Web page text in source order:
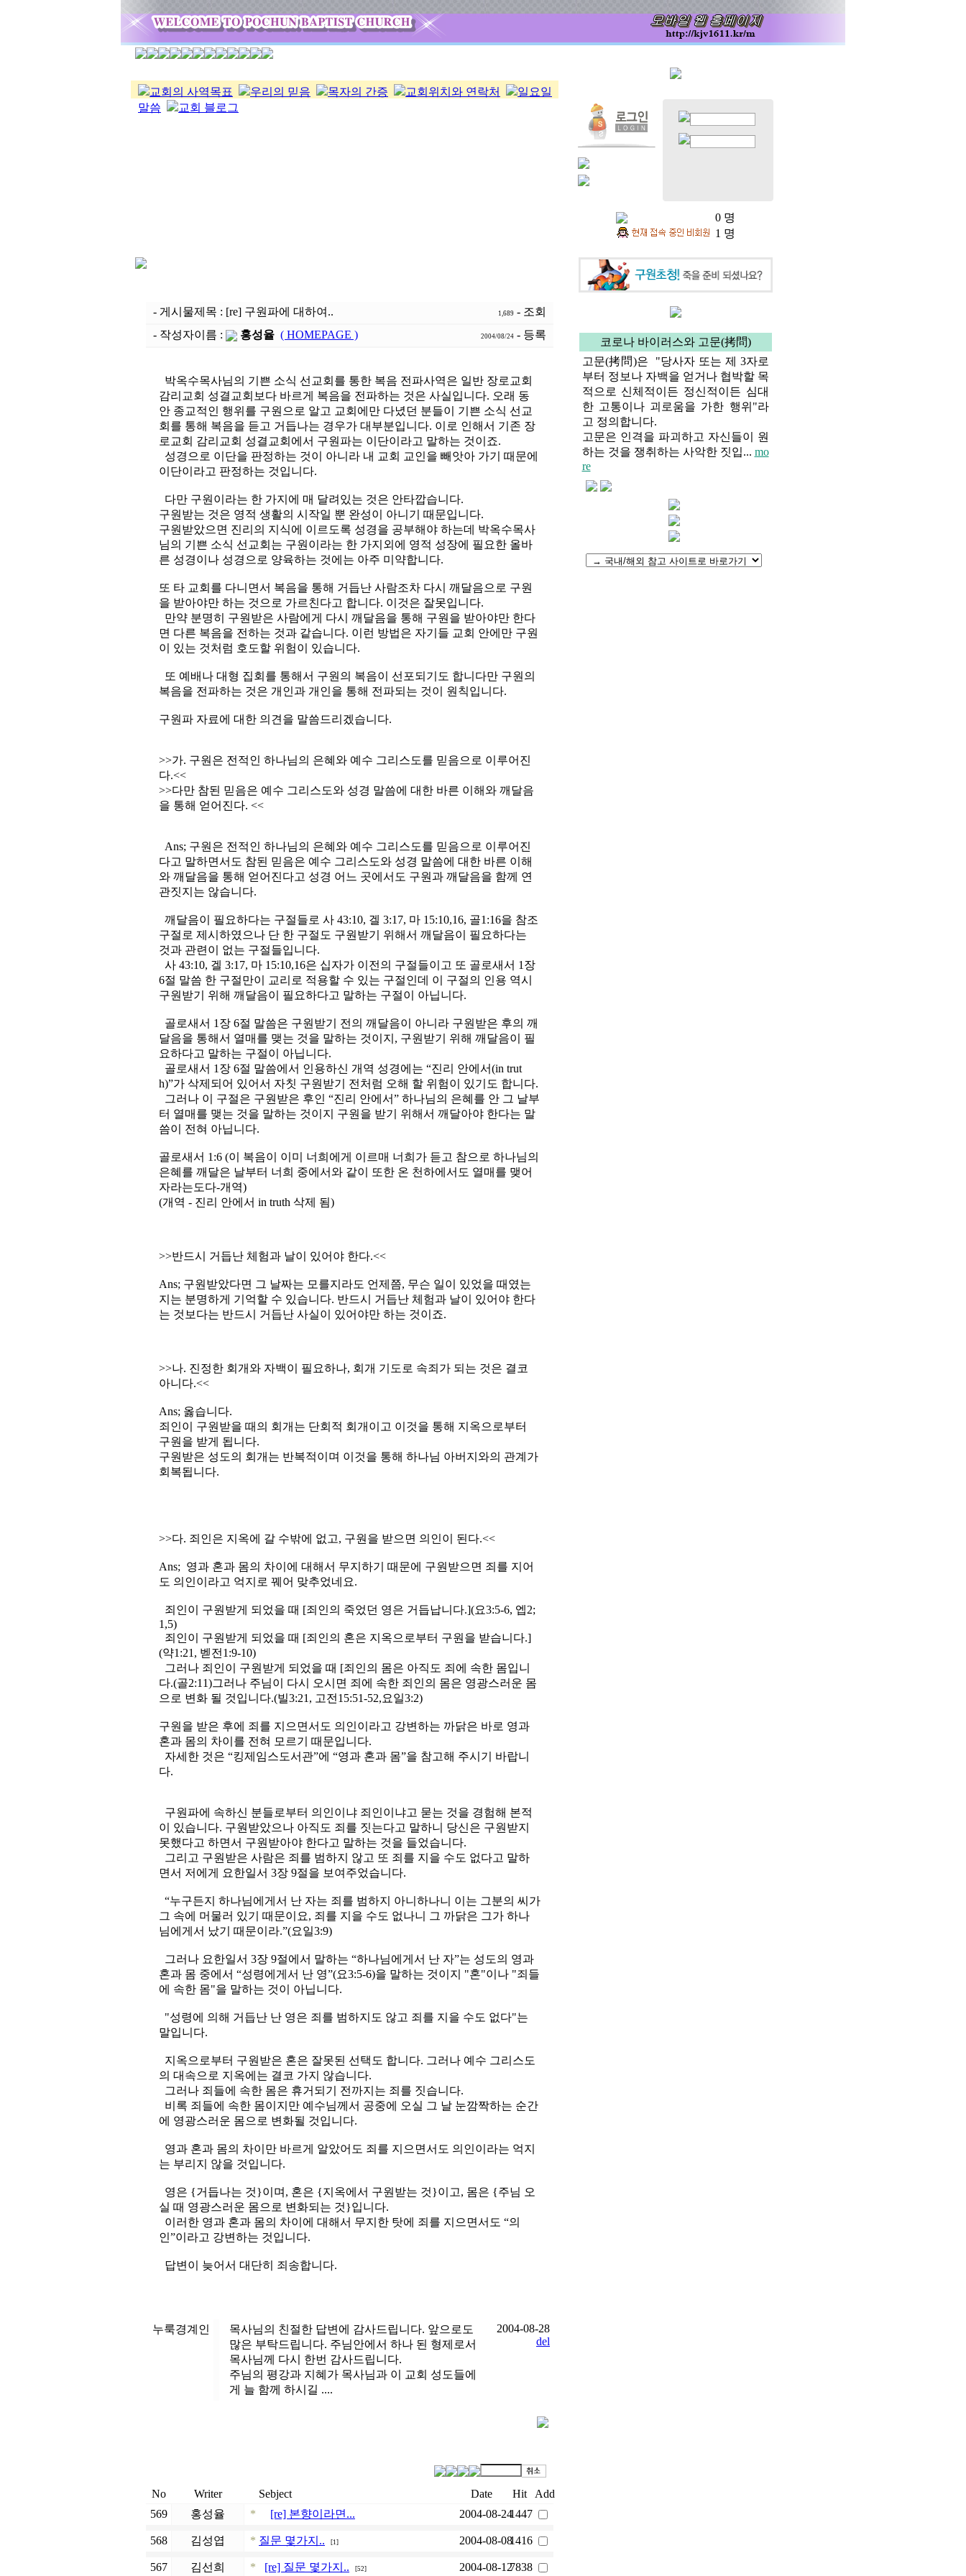
0 명
1 명
- 게시물제목 : [re] 구원파에 대하여.. 1,689 - 조회
- 작성자이름 :
홍성율 ( HOMEPAGE ) 2004/08/24 - 등록
박옥수목사님의 기쁜 소식 선교회를 통한 복음 전파사역은 일반 장로교회
감리교회 성결교회보다 바르게 복음을 전파하는 것은 사실입니다. 오래 동
안 종교적인 행위를 구원으로 알고 교회에만 다녔던 분들이 기쁜 소식 선교
회를 통해 복음을 듣고 거듭나는 경우가 대부분입니다. 이로 인해서 기존 장
로교회 감리교회 성결교회에서 구원파는 이단이라고 말하는 것이죠.
성경으로 이단을 판정하는 것이 아니라 내 교회 교인을 빼앗아 가기 때문에
이단이라고 판정하는 것입니다.
다만 구원이라는 한 가지에 매 달려있는 것은 안타깝습니다.
구원받는 것은 영적 생활의 시작일 뿐 완성이 아니기 때문입니다.
구원받았으면 진리의 지식에 이르도록 성경을 공부해야 하는데 박옥수목사
님의 기쁜 소식 선교회는 구원이라는 한 가지외에 영적 성장에 필요한 올바
른 성경이나 성경으로 양육하는 것에는 아주 미약합니다.
또 타 교회를 다니면서 복음을 통해 거듭난 사람조차 다시 깨달음으로 구원
을 받아야만 하는 것으로 가르친다고 합니다. 이것은 잘못입니다.
만약 분명히 구원받은 사람에게 다시 깨달음을 통해 구원을 받아야만 한다
면 다른 복음을 전하는 것과 같습니다. 이런 방법은 자기들 교회 안에만 구원
이 있는 것처럼 호도할 위험이 있습니다.
또 예배나 대형 집회를 통해서 구원의 복음이 선포되기도 합니다만 구원의
복음을 전파하는 것은 개인과 개인을 통해 전파되는 것이 원칙입니다.
구원파 자료에 대한 의견을 말씀드리겠습니다.
>>가. 구원은 전적인 하나님의 은혜와 예수 그리스도를 믿음으로 이루어진
다.<<
>>다만 참된 믿음은 예수 그리스도와 성경 말씀에 대한 바른 이해와 깨달음
을 통해 얻어진다. <<
Ans; 구원은 전적인 하나님의 은혜와 예수 그리스도를 믿음으로 이루어진
다고 말하면서도 참된 믿음은 예수 그리스도와 성경 말씀에 대한 바른 이해
와 깨달음을 통해 얻어진다고 성경 어느 곳에서도 구원과 깨달음을 함께 연
관짓지는 않습니다.
깨달음이 필요하다는 구절들로 사 43:10, 겔 3:17, 마 15:10,16, 골1:16을 참조
구절로 제시하였으나 단 한 구절도 구원받기 위해서 깨달음이 필요하다는
것과 관련이 없는 구절들입니다.
사 43:10, 겔 3:17, 마 15:10,16은 십자가 이전의 구절들이고 또 골로새서 1장
6절 말씀 한 구절만이 교리로 적용할 수 있는 구절인데 이 구절의 인용 역시
구원받기 위해 깨달음이 필요하다고 말하는 구절이 아닙니다.
골로새서 1장 6절 말씀은 구원받기 전의 깨달음이 아니라 구원받은 후의 깨
달음을 통해서 열매를 맺는 것을 말하는 것이지, 구원받기 위해 깨달음이 필
요하다고 말하는 구절이 아닙니다.
골로새서 1장 6절 말씀에서 인용하신 개역 성경에는 “진리 안에서(in trut
h)”가 삭제되어 있어서 자칫 구원받기 전처럼 오해 할 위험이 있기도 합니다.
그러나 이 구절은 구원받은 후인 “진리 안에서” 하나님의 은혜를 안 그 날부
터 열매를 맺는 것을 말하는 것이지 구원을 받기 위해서 깨달아야 한다는 말
씀이 전혀 아닙니다.
골로새서 1:6 (이 복음이 이미 너희에게 이르매 너희가 듣고 참으로 하나님의
은혜를 깨달은 날부터 너희 중에서와 같이 또한 온 천하에서도 열매를 맺어
자라는도다-개역)
(개역 - 진리 안에서 in truth 삭제 됨)
>>반드시 거듭난 체험과 날이 있어야 한다.<<
Ans; 구원받았다면 그 날짜는 모를지라도 언제쯤, 무슨 일이 있었을 때였는
지는 분명하게 기억할 수 있습니다. 반드시 거듭난 체험과 날이 있어야 한다
는 것보다는 반드시 거듭난 사실이 있어야만 하는 것이죠.
>>나. 진정한 회개와 자백이 필요하나, 회개 기도로 속죄가 되는 것은 결코
아니다.<<
Ans; 옳습니다.
죄인이 구원받을 때의 회개는 단회적 회개이고 이것을 통해 지옥으로부터
구원을 받게 됩니다.
구원받은 성도의 회개는 반복적이며 이것을 통해 하나님 아버지와의 관계가
회복됩니다.
>>다. 죄인은 지옥에 갈 수밖에 없고, 구원을 받으면 의인이 된다.<<
Ans; 영과 혼과 몸의 차이에 대해서 무지하기 때문에 구원받으면 죄를 지어
도 의인이라고 억지로 꿰어 맞추었네요.
죄인이 구원받게 되었을 때 [죄인의 죽었던 영은 거듭납니다.](요3:5-6, 엡2;
1,5)
죄인이 구원받게 되었을 때 [죄인의 혼은 지옥으로부터 구원을 받습니다.]
(약1:21, 벧전1:9-10)
그러나 죄인이 구원받게 되었을 때 [죄인의 몸은 아직도 죄에 속한 몸입니
다.(골2:11)그러나 주님이 다시 오시면 죄에 속한 죄인의 몸은 영광스러운 몸
으로 변화 될 것입니다.(빌3:21, 고전15:51-52,요일3:2)
구원을 받은 후에 죄를 지으면서도 의인이라고 강변하는 까닭은 바로 영과
혼과 몸의 차이를 전혀 모르기 때문입니다.
자세한 것은 “킹제임스도서관”에 “영과 혼과 몸”을 참고해 주시기 바랍니
다.
구원파에 속하신 분들로부터 의인이냐 죄인이냐고 묻는 것을 경험해 본적
이 있습니다. 구원받았으나 아직도 죄를 짓는다고 말하니 당신은 구원받지
못했다고 하면서 구원받아야 한다고 말하는 것을 들었습니다.
그리고 구원받은 사람은 죄를 범하지 않고 또 죄를 지을 수도 없다고 말하
면서 저에게 요한일서 3장 9절을 보여주었습니다.
“누구든지 하나님에게서 난 자는 죄를 범하지 아니하나니 이는 그분의 씨가
그 속에 머물러 있기 때문이요, 죄를 지을 수도 없나니 그 까닭은 그가 하나
님에게서 났기 때문이라.”(요일3:9)
그러나 요한일서 3장 9절에서 말하는 “하나님에게서 난 자”는 성도의 영과
혼과 몸 중에서 “성령에게서 난 영”(요3:5-6)을 말하는 것이지 "혼"이나 "죄들
에 속한 몸"을 말하는 것이 아닙니다.
"성령에 의해 거듭난 난 영은 죄를 범하지도 않고 죄를 지을 수도 없다"는
말입니다.
지옥으로부터 구원받은 혼은 잘못된 선택도 합니다. 그러나 예수 그리스도
의 대속으로 지옥에는 결코 가지 않습니다.
그러나 죄들에 속한 몸은 휴거되기 전까지는 죄를 짓습니다.
비록 죄들에 속한 몸이지만 예수님께서 공중에 오실 그 날 눈깜짝하는 순간
에 영광스러운 몸으로 변화될 것입니다.
영과 혼과 몸의 차이만 바르게 알았어도 죄를 지으면서도 의인이라는 억지
는 부리지 않을 것입니다.
영은 {거듭나는 것}이며, 혼은 {지옥에서 구원받는 것}이고, 몸은 {주님 오
실 때 영광스러운 몸으로 변화되는 것}입니다.
이러한 영과 혼과 몸의 차이에 대해서 무지한 탓에 죄를 지으면서도 “의
인”이라고 강변하는 것입니다.
답변이 늦어서 대단히 죄송합니다.
누룩경계인
목사님의 친절한 답변에 감사드립니다. 앞으로도
많은 부탁드립니다. 주님안에서 하나 된 형제로서
목사님께 다시 한번 감사드립니다.
주님의 평강과 지혜가 목사님과 이 교회 성도들에
게 늘 함께 하시길 ....
2004-08-28
del
No Writer Sebject Date Hit
Add
569
홍성율 * [re] 본향이라면... 2004-08-241447
568 김성엽 * 질문 몇가지.. [1] 2004-08-081416
567 김선희 * [re] 질문 몇가지.. [52] 2004-08-127838
코로나 바이러스와 고문(拷問)
고문(拷問)은 "당사자 또는 제 3자로
부터 정보나 자백을 얻거나 협박할 목
적으로 신체적이든 정신적이든 심대
한 고통이나 괴로움을 가한 행위"라
고 정의합니다.
고문은 인격을 파괴하고 자신들이 원
하는 것을 쟁취하는 사악한 짓입... mo
re
교회의 사역목표 우리의 믿음 목자의 간증 교회위치와 연락처
일요일
말씀
교회 블로그